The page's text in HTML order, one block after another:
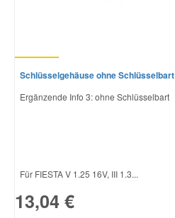
Schlüsselgehäuse ohne Schlüsselbart
Ergänzende Info 3: ohne Schlüsselbart
Für FIESTA V 1.25 16V, III 1.3...
13,04 €